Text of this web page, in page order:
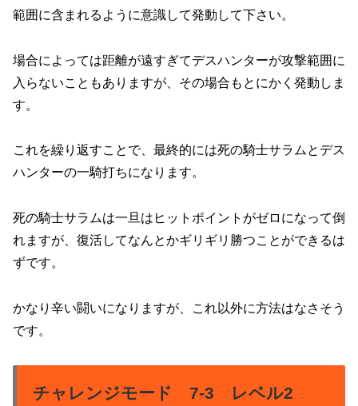
範囲に含まれるように意識して発動して下さい。
場合によっては距離が遠すぎてデスハンターが攻撃範囲に
入らないこともありますが、その場合もとにかく発動しま
す。
これを繰り返すことで、最終的には死の騎士サラムとデス
ハンターの一騎打ちになります。
死の騎士サラムは一旦はヒットポイントがゼロになって倒
れますが、復活してなんとかギリギリ勝つことができるは
ずです。
かなり辛い闘いになりますが、これ以外に方法はなさそう
です。
チャレンジモード 7-3 レベル2